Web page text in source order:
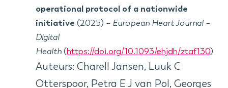
operational protocol of a nationwide
initiative (2025) – European Heart Journal –
Digital
Health (https://doi.org/10.1093/ehjdh/ztaf130)
Auteurs: Charell Jansen, Luuk C
Otterspoor, Petra E J van Pol, Georges